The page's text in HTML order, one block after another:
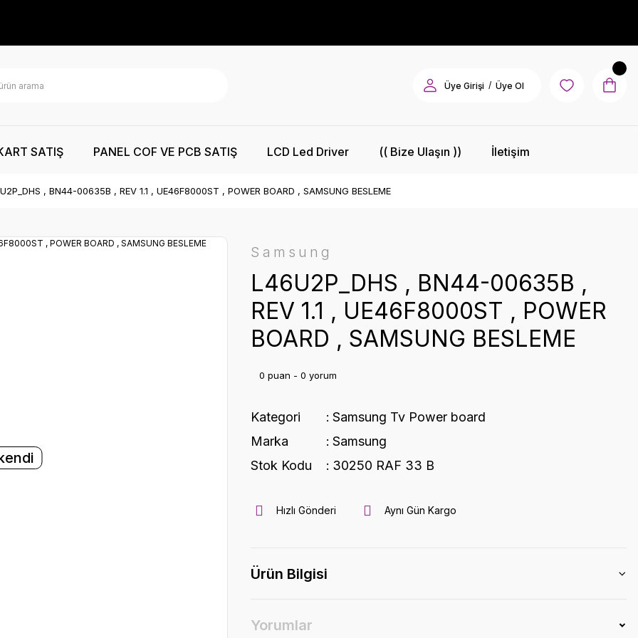
Üye Girişi / Üye Ol
SATIŞ PANEL COF VE PCB SATIŞ LCD Led Driver (( Bize Ulaşın )) İletişim
, BN44-00635B , REV 1.1 , UE46F8000ST , POWER BOARD , SAMSUNG BESLEME
Samsung
L46U2P_DHS , BN44-00635B ,
REV 1.1 , UE46F8000ST , POWER
BOARD , SAMSUNG BESLEME
0 puan - 0 yorum
Kategori
Samsung Tv Power board
Marka
Samsung
Stok Kodu
30250 RAF 33 B
Hızlı Gönderi Aynı Gün Kargo
Ürün Bilgisi
Yorumlar